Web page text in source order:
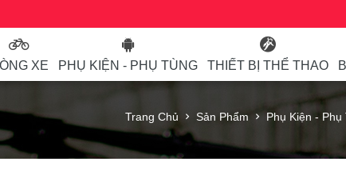
XE PHỤ KIỆN - PHỤ TÙNG THIẾT BỊ THỂ THAO
Trang Chủ Sản Phẩm Phụ Kiện - Phụ